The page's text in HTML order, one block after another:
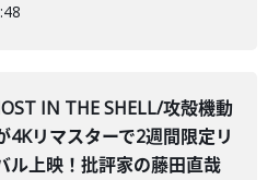
IN THE SHELL/攻殻機動
4Kリマスターで2週間限定リ
ル上映！批評家の藤田直哉